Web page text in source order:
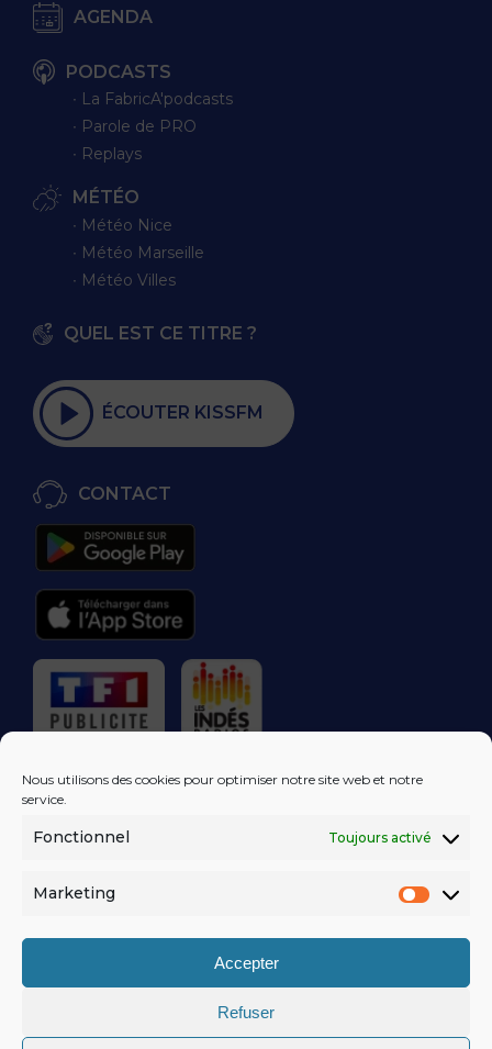
Nous utilisons des cookies pour optimiser notre site web et notre
service.
Fonctionnel Toujours activé
Marketing
Accepter
Refuser
AGENDA
PODCASTS
∙ La FabricA'podcasts
∙ Parole de PRO
∙ Replays
MÉTÉO
∙ Météo Nice
∙ Météo Marseille
∙ Météo Villes
QUEL EST CE TITRE ?
ÉCOUTER KISSFM
CONTACT
RÉGIE PUBLICITAIRE
LES EXCLUS
DANS VOTRE
MENTIONS LÉGALES